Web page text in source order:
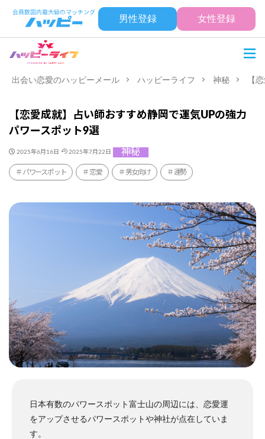
男性登録 女性登録
出会い恋愛のハッピーメール ハッピーライフ 神秘 【
【恋愛成就】占い師おすすめ静岡で運気UPの強力
パワースポット9選
2025年6月16日 2025年7月22日 神秘
パワースポット 恋愛 男女向け 運勢
日本有数のパワースポット富士山の周辺には、恋愛運
をアップさせるパワースポットや神社が点在していま
す。